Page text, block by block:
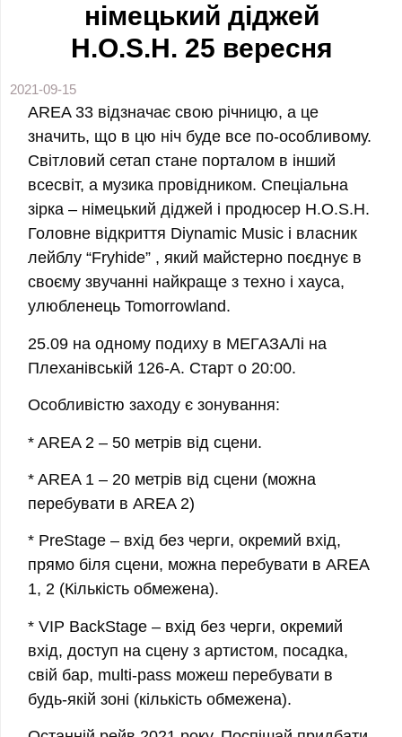
німецький діджей
H.O.S.H. 25 вересня
2021-09-15
AREA 33 відзначає свою річницю, а це
значить, що в цю ніч буде все по-особливому.
Світловий сетап стане порталом в інший
всесвіт, а музика провідником. Спеціальна
зірка – німецький діджей і продюсер H.O.S.H.
Головне відкриття Diynamic Music і власник
лейблу “Fryhide” , який майстерно поєднує в
своєму звучанні найкраще з техно і хауса,
улюбленець Tomorrowland.
25.09 на одному подиху в МЕГАЗАЛі на
Плеханівській 126-А. Старт о 20:00.
Особливістю заходу є зонування:
* AREA 2 – 50 метрів від сцени.
* AREA 1 – 20 метрів від сцени (можна
перебувати в AREA 2)
* PreStage – вхід без черги, окремий вхід,
прямо біля сцени, можна перебувати в AREA
1, 2 (Кількість обмежена).
* VIP BackStage – вхід без черги, окремий
вхід, доступ на сцену з артистом, посадка,
свій бар, multi-pass можеш перебувати в
будь-якій зоні (кількість обмежена).